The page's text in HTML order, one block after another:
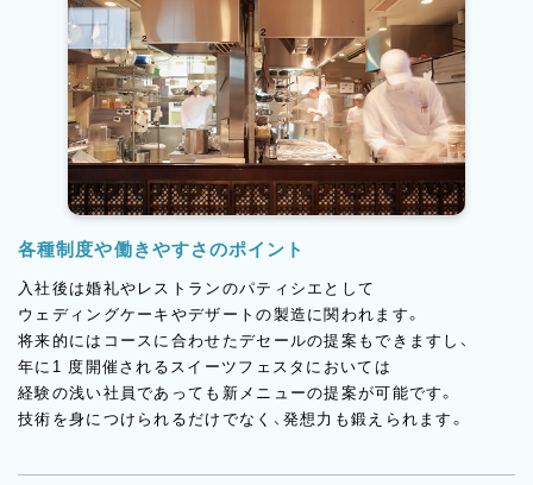
各種制度や働きやすさのポイント
入社後は婚礼やレストランのパティシエとして
ウェディングケーキやデザートの製造に関われます。
将来的にはコースに合わせたデセールの提案もできますし、
年に1 度開催されるスイーツフェスタにおいては
経験の浅い社員であっても新メニューの提案が可能です。
技術を身につけられるだけでなく、発想力も鍛えられます。